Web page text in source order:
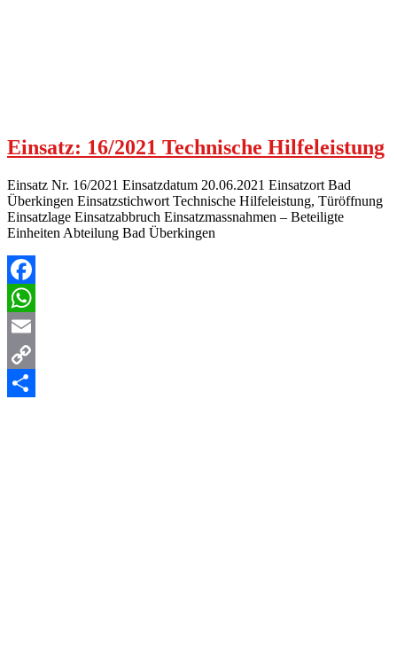
Einsatz: 16/2021 Technische Hilfeleistung
Einsatz Nr. 16/2021 Einsatzdatum 20.06.2021 Einsatzort Bad
Überkingen Einsatzstichwort Technische Hilfeleistung, Türöffnung
Einsatzlage Einsatzabbruch Einsatzmassnahmen – Beteiligte
Einheiten Abteilung Bad Überkingen
Facebook
WhatsApp
Email
Copy